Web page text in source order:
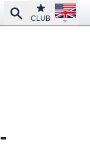
SearchClub
CLUB
Open
-